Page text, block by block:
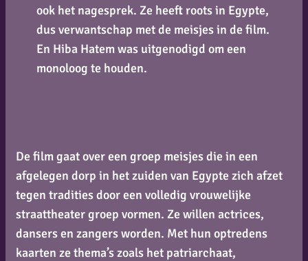
ook het nagesprek. Ze heeft roots in Egypte,
dus verwantschap met de meisjes in de film.
En Hiba Hatem was uitgenodigd om een
monoloog te houden.
De film gaat over een groep meisjes die in een
afgelegen dorp in het zuiden van Egypte zich afzet
tegen tradities door een volledig vrouwelijke
straattheater groep vormen. Ze willen actrices,
dansers en zangers worden. Met hun optredens
kaarten ze thema’s zoals het patriarchaat,